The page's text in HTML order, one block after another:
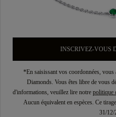
INSCRIVEZ-VOUS
*En saisissant vos coordonnées, vous
Diamonds. Vous êtes libre de vous
d'informations, veuillez lire notre politique
Aucun équivalent en espèces. Ce
31/12/